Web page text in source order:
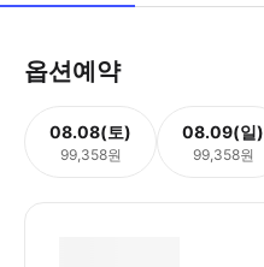
옵션예약
08.08(토)
99,358원
08.09(일)
99,358원